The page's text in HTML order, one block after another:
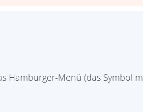
Hamburger-Menü (das Symbol